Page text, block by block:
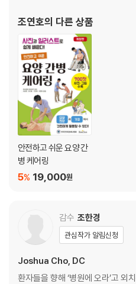
조연호의 다른 상품
안전하고 쉬운 요양 간
병 케어링
19,000원
5%
감수 조한경
관심작가 알림신청
Joshua Cho, DC
환자들을 향해 ‘병원에 오라’고 외